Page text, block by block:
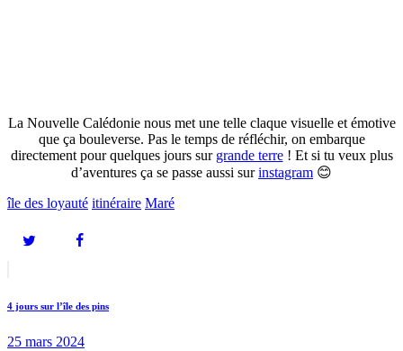
La Nouvelle Calédonie nous met une telle claque visuelle et émotive
que ça bouleverse. Pas le temps de réfléchir, on embarque
directement pour quelques jours sur grande terre! Et si tu veux plus
d’aventures ça se passe aussi surinstagram 😊
île des loyauté itinéraire Maré
de
4 jours sur l’île des pins
25 mars 2024